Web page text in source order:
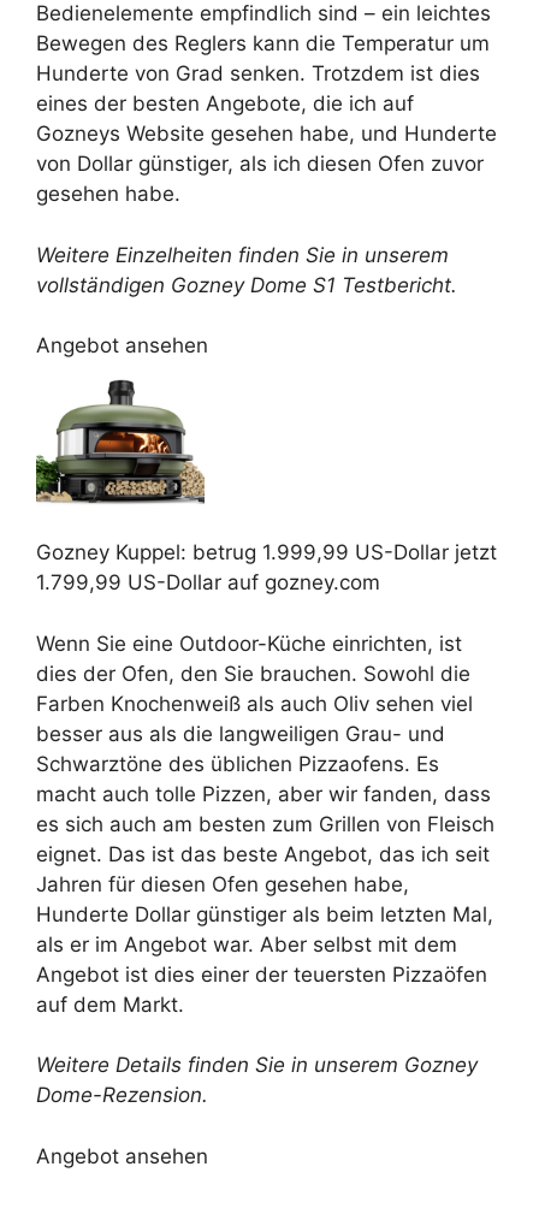
Bedienelemente empfindlich sind – ein leichtes
Bewegen des Reglers kann die Temperatur um
Hunderte von Grad senken. Trotzdem ist dies
eines der besten Angebote, die ich auf
Gozneys Website gesehen habe, und Hunderte
von Dollar günstiger, als ich diesen Ofen zuvor
gesehen habe.
Weitere Einzelheiten finden Sie in unserem
vollständigen Gozney Dome S1 Testbericht.
Angebot ansehen
Gozney Kuppel: betrug 1.999,99 US-Dollar jetzt
1.799,99 US-Dollar auf gozney.com
Wenn Sie eine Outdoor-Küche einrichten, ist
dies der Ofen, den Sie brauchen. Sowohl die
Farben Knochenweiß als auch Oliv sehen viel
besser aus als die langweiligen Grau- und
Schwarztöne des üblichen Pizzaofens. Es
macht auch tolle Pizzen, aber wir fanden, dass
es sich auch am besten zum Grillen von Fleisch
eignet. Das ist das beste Angebot, das ich seit
Jahren für diesen Ofen gesehen habe,
Hunderte Dollar günstiger als beim letzten Mal,
als er im Angebot war. Aber selbst mit dem
Angebot ist dies einer der teuersten Pizzaöfen
auf dem Markt.
Weitere Details finden Sie in unserem Gozney
Dome-Rezension.
Angebot ansehen